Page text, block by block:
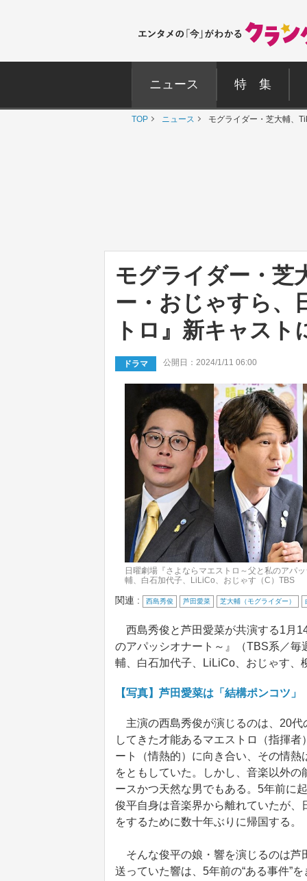
ニュース 特 集
TOP ニュース モグライダー・芝大輔、
モグライダー・芝
ー・おじゃすら、
トロ』新キャスト
ドラマ 公開日：2024/1/11 06:00
日曜劇場『さよならマエストロ～父と私のアパ
輔、白石加代子、LiLiCo、おじゃす（C）TBS
関連 : 西島秀俊 芦田愛菜 芝大輔（モグライダー）
西島秀俊と芦田愛菜が共演する1月
のアパッシオナート～』（TBS系／
輔、白石加代子、LiLiCo、おじゃす、
【写真】芦田愛菜は「結構ポンコツ
主演の西島秀俊が演じるのは、20代
してきた才能あるマエストロ（指揮
ート（情熱的）に向き合い、その情
をともしていた。しかし、音楽以外
ースかつ天然な男でもある。5年前に
俊平自身は音楽界から離れていたが
をするために数十年ぶりに帰国する。
そんな俊平の娘・響を演じるのは芦
送っていた響は、5年前の“ある事件”